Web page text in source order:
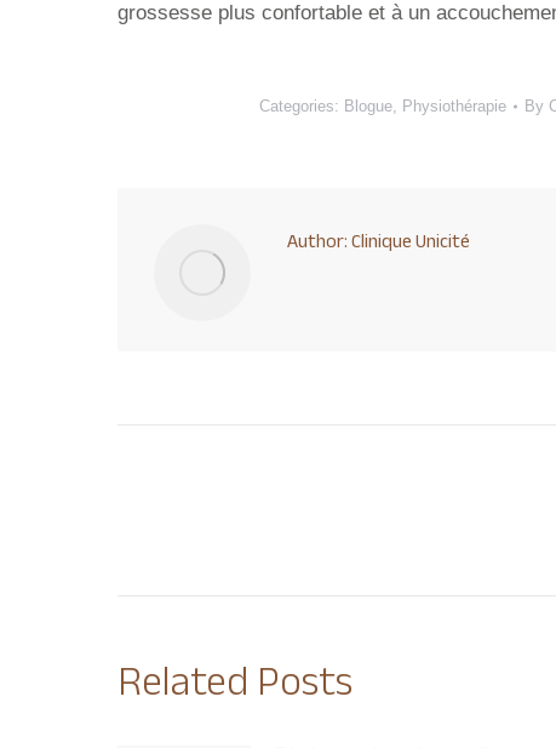
grossesse plus confortable et à un
Categories: Blogue, Physiothérapie By
Author: Clinique Unicité
Related Posts